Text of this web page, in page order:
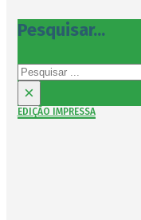
Pesquisar...
Pesquisar
×
EDIÇÃO IMPRESSA